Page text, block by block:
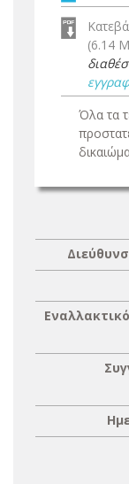
(6.14
Όλα τα